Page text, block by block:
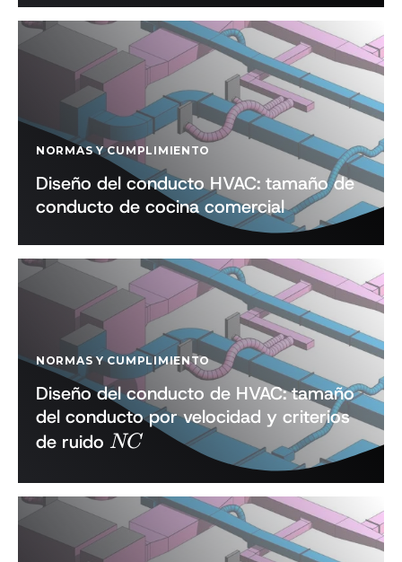
polvo
seco y
húmedo
NORMAS Y CUMPLIMIENTO
Diseño del conducto HVAC: tamaño de
conducto de cocina comercial
NORMAS Y CUMPLIMIENTO
Diseño del conducto de HVAC: tamaño
del conducto por velocidad y criterios
de ruido NC
NC